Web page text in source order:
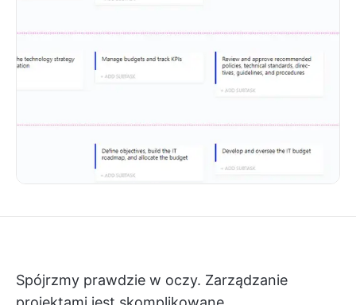
Spójrzmy prawdzie w oczy. Zarządzanie